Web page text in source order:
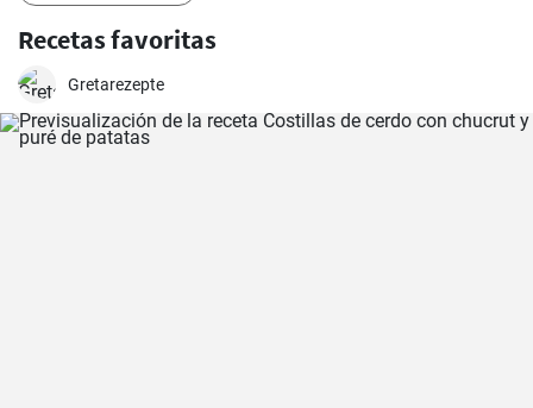
Recetas favoritas
Gretarezepte